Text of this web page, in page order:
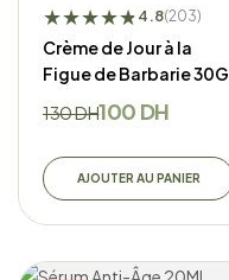
★★★★★
★4.8(203)
Crème de Jour à la
Figue de Barbarie 30G
130DH100 DH
AJOUTER AU PANIER